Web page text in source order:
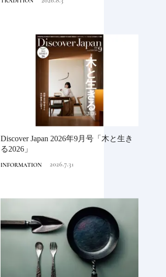
Discover Japan 2026年9月号「木と生き
る2026」
INFORMATION 2026.7.31
Tradition
TRAVEL